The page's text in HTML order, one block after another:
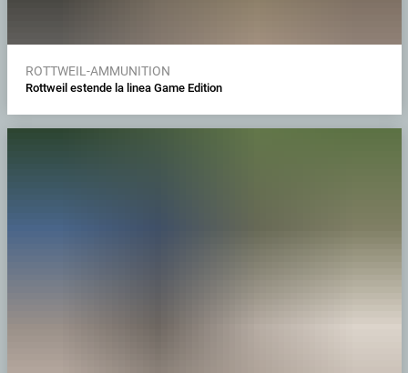
ROTTWEIL-AMMUNITION
Rottweil estende la linea Game Edition